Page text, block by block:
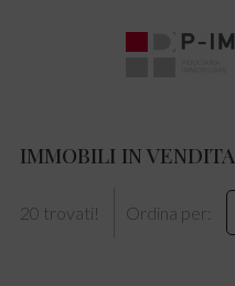
IMMOBILI IN VENDITA
20 trovati! Ordina per: